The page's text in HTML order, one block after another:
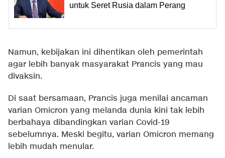
untuk Seret Rusia dalam Perang
Namun, kebijakan ini dihentikan oleh pemerintah
agar lebih banyak masyarakat Prancis yang mau
divaksin.
Di saat bersamaan, Prancis juga menilai ancaman
varian Omicron yang melanda dunia kini tak lebih
berbahaya dibandingkan varian Covid-19
sebelumnya. Meski begitu, varian Omicron memang
lebih mudah menular.